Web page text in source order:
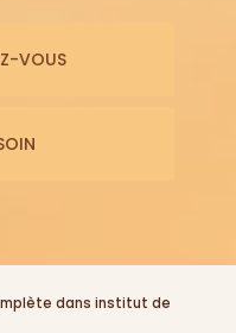
VOUS
dans institut de